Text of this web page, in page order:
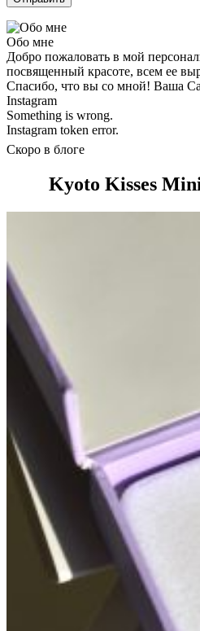
Обо мне
Добро пожаловать в мой
посвященный красоте, всем ее
Спасибо, что вы со мной! Ваша
Instagram
Something is wrong.
Instagram token error.
Скоро в блоге
Kyoto Kisses